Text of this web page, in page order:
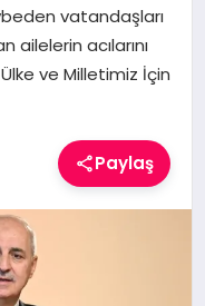
vatandaşları
ailelerin acılarını
ve Milletimiz İçin
Paylaş